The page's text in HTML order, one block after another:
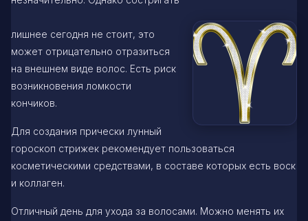
лишнее сегодня не стоит, это
может отрицательно отразиться
на внешнем виде волос. Есть риск
возникновения ломкости
кончиков.
Для создания прически лунный
гороскоп стрижек рекомендует пользоваться
косметическими средствами, в составе которых есть воск
и коллаген.
Отличный день для ухода за волосами. Можно менять их